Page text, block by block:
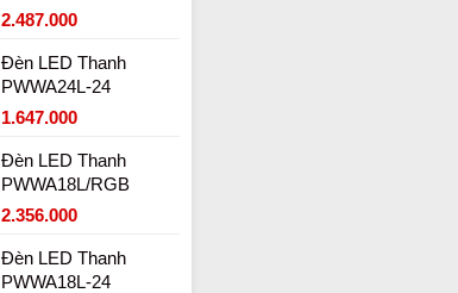
2.487.000
Đèn LED Thanh
PWWA24L-24
1.647.000
Đèn LED Thanh
PWWA18L/RGB
2.356.000
Đèn LED Thanh
PWWA18L-24